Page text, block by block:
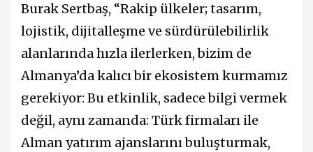
Burak Sertbaş, “Rakip ülkeler; tasarım,
lojistik, dijitalleşme ve sürdürülebilirlik
alanlarında hızla ilerlerken, bizim de
Almanya’da kalıcı bir ekosistem kurmamız
gerekiyor: Bu etkinlik, sadece bilgi vermek
değil, aynı zamanda: Türk firmaları ile
Alman yatırım ajanslarını buluşturmak,